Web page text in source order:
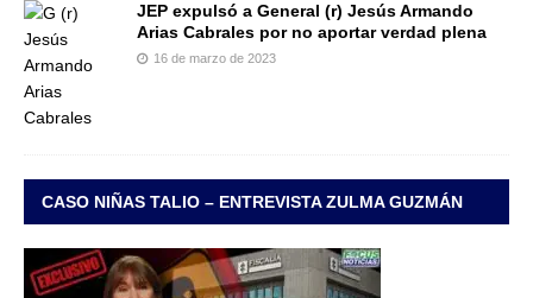
JEP expulsó a General (r) Jesús Armando
Arias Cabrales por no aportar verdad plena
16 de marzo de 2023
CASO NIÑAS TALIO – ENTREVISTA ZULMA GUZMÁN